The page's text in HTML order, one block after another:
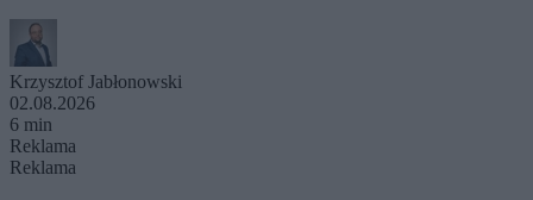
Krzysztof Jabłonowski
02.08.2026
6 min
Reklama
Reklama